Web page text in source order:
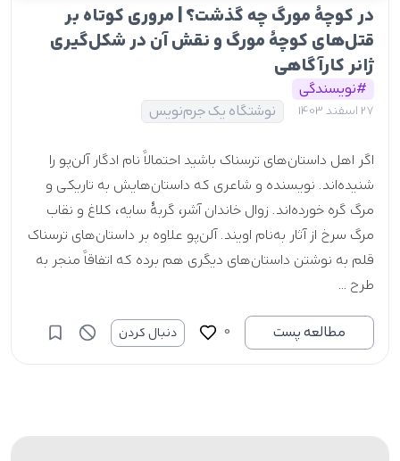
در کوچۀ مورگ چه گذشت؟ | مروری کوتاه بر
قتل‌های کوچۀ مورگ و نقش آن‌ در شکل‌گیری
ژانر کارآگاهی
#نویسندگی
27 اسفند 1403 نوشتگاه یک جرم‌نویس
اگر اهل داستان‌های ترسناک باشید احتمالاً نام ادگار آلن‌پو را
شنیده‌اند. نویسنده و شاعری که داستان‌هایش به تاریکی و
مرگ گره خورده‌اند. زوال خاندان آشر، گربۀ سایه، کلاغ و نقاب
مرگ سرخ از آثار به‌نام اویند. آلن‌‌پو علاوه بر داستان‌های ترسناک
قلم به نوشتن داستان‌های دیگری هم برده که اتفاقاً منجر به
طرح‌ ...
مطالعه پست
0 دنبال کردن